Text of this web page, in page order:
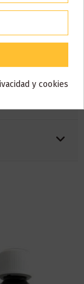
prefieras.
de todos los
y cookies